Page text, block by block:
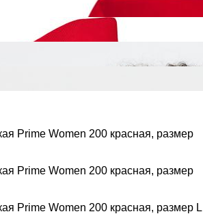
Prime Women 200 красная, размер
Prime Women 200 красная, размер
Prime Women 200 красная, размер L